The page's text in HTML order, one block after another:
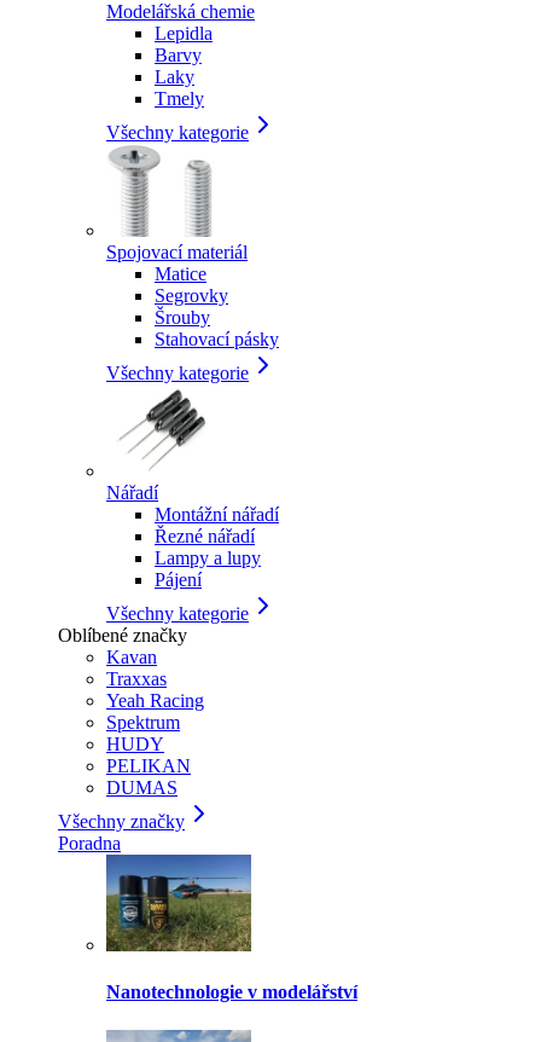
Modelářská chemie
Lepidla
Barvy
Laky
Tmely
Všechny kategorie
Spojovací materiál
Matice
Segrovky
Šrouby
Stahovací pásky
Všechny kategorie
Nářadí
Montážní nářadí
Řezné nářadí
Lampy a lupy
Pájení
Všechny kategorie
Oblíbené značky
Kavan
Traxxas
Yeah Racing
Spektrum
HUDY
PELIKAN
DUMAS
Všechny značky
Poradna
Nanotechnologie v modelářství